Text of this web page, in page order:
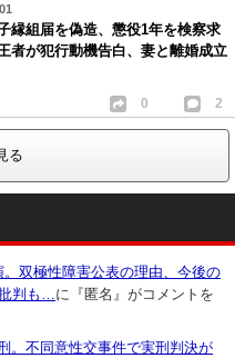
縁組届を偽造、懲役1年を検察求
者が犯行動機告白、妻と離婚成立
0 2
る
双極性障害公表の理由、今後の
判も…に『匿名』がコメントを
。不同意性交事件で実刑判決が